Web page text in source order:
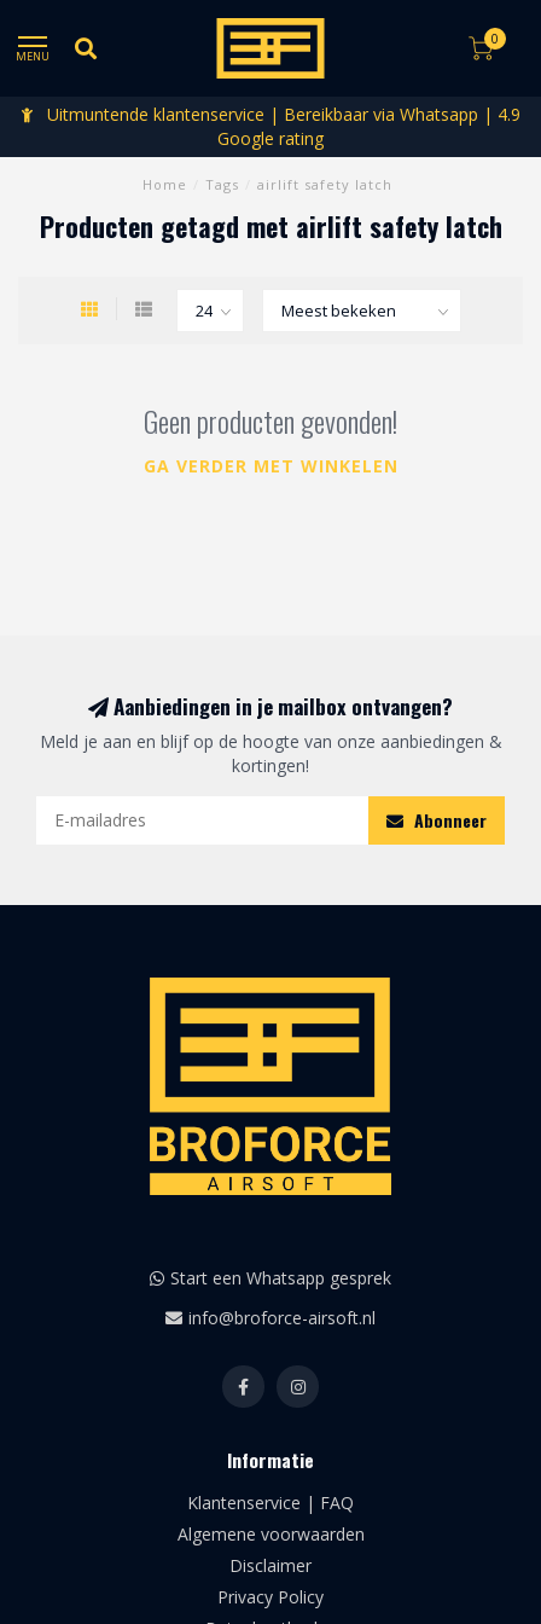
MENU
0
Uitmuntende klantenservice | Bereikbaar via Whatsapp | 4.9
Google rating
Home Tags airlift safety latch
Producten getagd met airlift safety latch
Geen producten gevonden!
GA VERDER MET WINKELEN
Aanbiedingen in je mailbox ontvangen?
Meld je aan en blijf op de hoogte van onze aanbiedingen &
kortingen!
Abonneer
Start een Whatsapp gesprek
info@broforce-airsoft.nl
Informatie
Klantenservice | FAQ
Algemene voorwaarden
Disclaimer
Privacy Policy